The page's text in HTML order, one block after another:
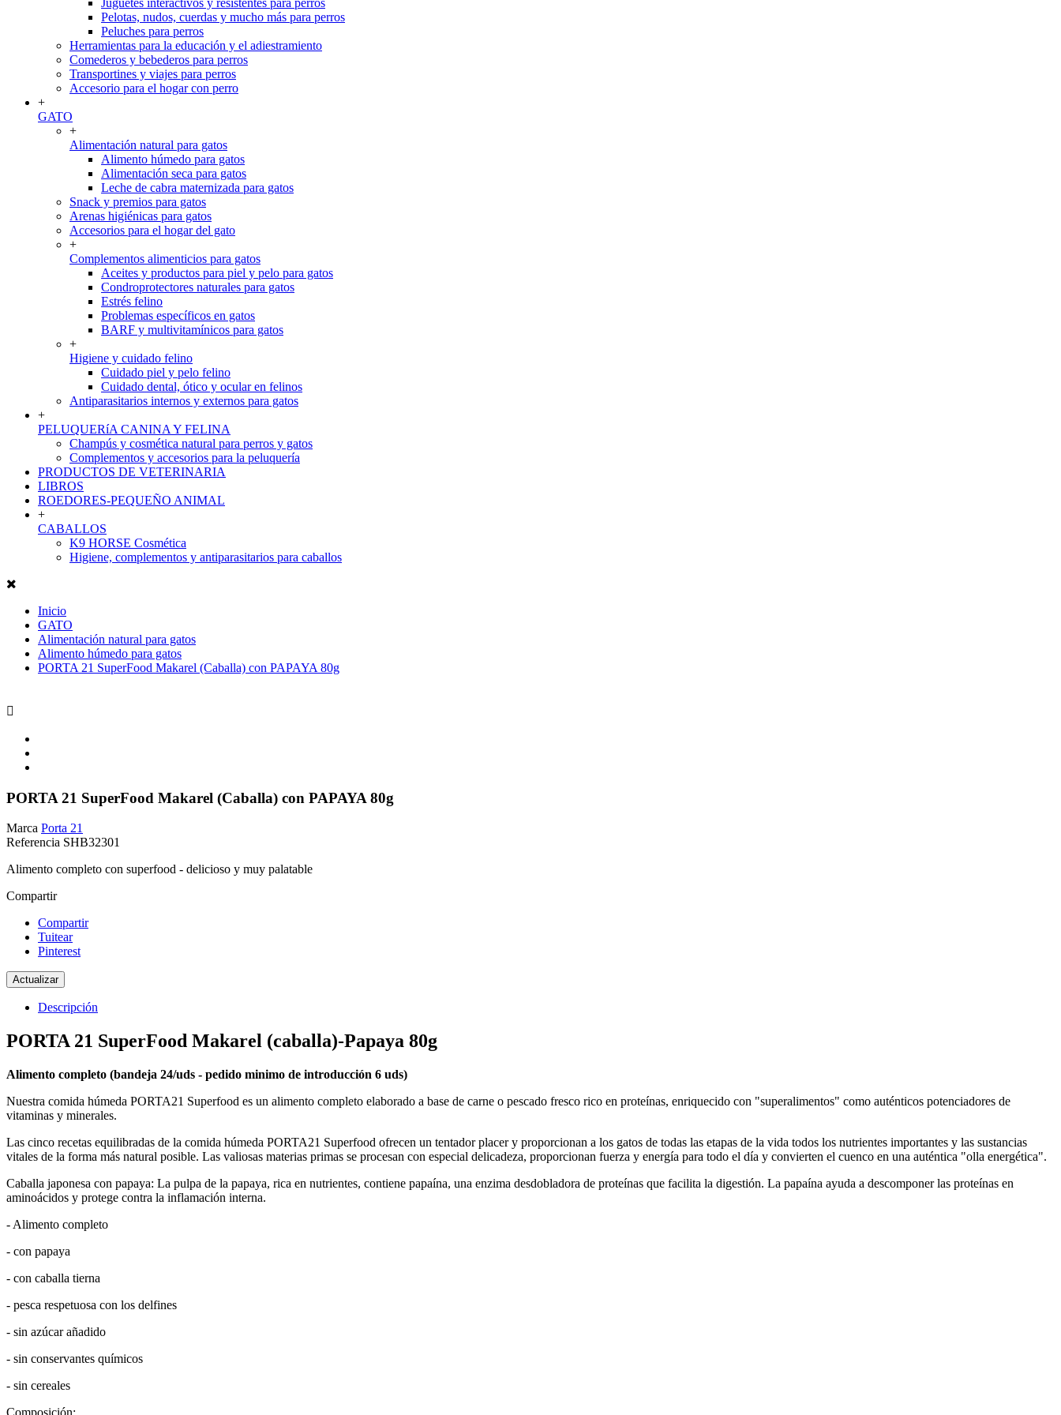
Juguetes interactivos y resistentes para perros
Pelotas, nudos, cuerdas y mucho más para perros
Peluches para perros
Herramientas para la educación y el adiestramiento
Comederos y bebederos para perros
Transportines y viajes para perros
Accesorio para el hogar con perro
+
GATO
+
Alimentación natural para gatos
Alimento húmedo para gatos
Alimentación seca para gatos
Leche de cabra maternizada para gatos
Snack y premios para gatos
Arenas higiénicas para gatos
Accesorios para el hogar del gato
+
Complementos alimenticios para gatos
Aceites y productos para piel y pelo para gatos
Condroprotectores naturales para gatos
Estrés felino
Problemas específicos en gatos
BARF y multivitamínicos para gatos
+
Higiene y cuidado felino
Cuidado piel y pelo felino
Cuidado dental, ótico y ocular en felinos
Antiparasitarios internos y externos para gatos
+
PELUQUERíA CANINA Y FELINA
Champús y cosmética natural para perros y gatos
Complementos y accesorios para la peluquería
PRODUCTOS DE VETERINARIA
LIBROS
ROEDORES-PEQUEÑO ANIMAL
+
CABALLOS
K9 HORSE Cosmética
Higiene, complementos y antiparasitarios para caballos
Inicio
GATO
Alimentación natural para gatos
Alimento húmedo para gatos
PORTA 21 SuperFood Makarel (Caballa) con PAPAYA 80g

PORTA 21 SuperFood Makarel (Caballa) con PAPAYA 80g
Marca Porta 21
Referencia SHB32301
Alimento completo con superfood - delicioso y muy palatable
Compartir
Compartir
Tuitear
Pinterest
Descripción
PORTA 21 SuperFood Makarel (caballa)-Papaya 80g
Alimento completo (bandeja 24/uds - pedido minimo de introducción 6 uds)
Nuestra comida húmeda PORTA21 Superfood es un alimento completo elaborado a base de carne o pescado fresco rico en proteínas, enriquecido con "superalimentos" como auténticos potenciadores de
vitaminas y minerales.
Las cinco recetas equilibradas de la comida húmeda PORTA21 Superfood ofrecen un tentador placer y proporcionan a los gatos de todas las etapas de la vida todos los nutrientes importantes y las sustancias
vitales de la forma más natural posible. Las valiosas materias primas se procesan con especial delicadeza, proporcionan fuerza y energía para todo el día y convierten el cuenco en una auténtica "olla energética".
Caballa japonesa con papaya: La pulpa de la papaya, rica en nutrientes, contiene papaína, una enzima desdobladora de proteínas que facilita la digestión. La papaína ayuda a descomponer las proteínas en
aminoácidos y protege contra la inflamación interna.
- Alimento completo
- con papaya
- con caballa tierna
- pesca respetuosa con los delfines
- sin azúcar añadido
- sin conservantes químicos
- sin cereales